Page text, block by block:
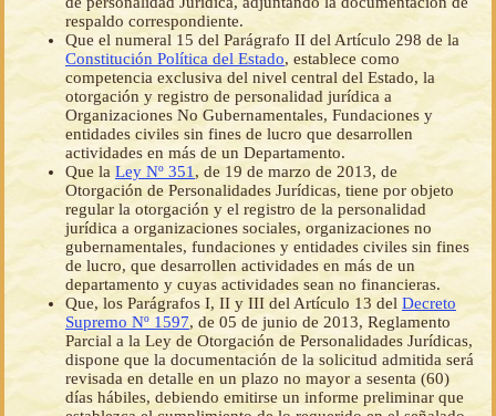
respaldo correspondiente.
Que el numeral 15 del Parágrafo II del Artículo 298 de la
Constitución Política del Estado, establece como
competencia exclusiva del nivel central del Estado, la
otorgación y registro de personalidad jurídica a
Organizaciones No Gubernamentales, Fundaciones y
entidades civiles sin fines de lucro que desarrollen
actividades en más de un Departamento.
Que la Ley Nº 351 , de 19 de marzo de 2013, de
Otorgación de Personalidades Jurídicas, tiene por objeto
regular la otorgación y el registro de la personalidad
jurídica a organizaciones sociales, organizaciones no
gubernamentales, fundaciones y entidades civiles sin fines
de lucro, que desarrollen actividades en más de un
departamento y cuyas actividades sean no financieras.
Que, los Parágrafos I, II y III del Artículo 13 del Decreto
Supremo Nº 1597, de 05 de junio de 2013, Reglamento
Parcial a la Ley de Otorgación de Personalidades Jurídicas,
dispone que la documentación de la solicitud admitida será
revisada en detalle en un plazo no mayor a sesenta (60)
días hábiles, debiendo emitirse un informe preliminar que